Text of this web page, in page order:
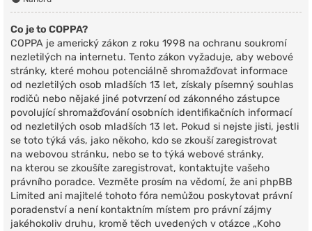
Co je to COPPA?
COPPA je americký zákon z roku 1998 na ochranu soukromí
nezletilých na internetu. Tento zákon vyžaduje, aby webové
stránky, které mohou potenciálně shromažďovat informace
od nezletilých osob mladších 13 let, získaly písemný souhlas
rodičů nebo nějaké jiné potvrzení od zákonného zástupce
povolující shromažďování osobních identifikačních informací
od nezletilých osob mladších 13 let. Pokud si nejste jisti, jestli
se toto týká vás, jako někoho, kdo se zkouší zaregistrovat
na webovou stránku, nebo se to týká webové stránky,
na kterou se zkoušíte zaregistrovat, kontaktujte vašeho
právního poradce. Vezměte prosím na vědomí, že ani phpBB
Limited ani majitelé tohoto fóra nemůžou poskytovat právní
poradenství a není kontaktním místem pro právní zájmy
jakéhokoliv druhu, kromě těch uvedených v otázce „Koho